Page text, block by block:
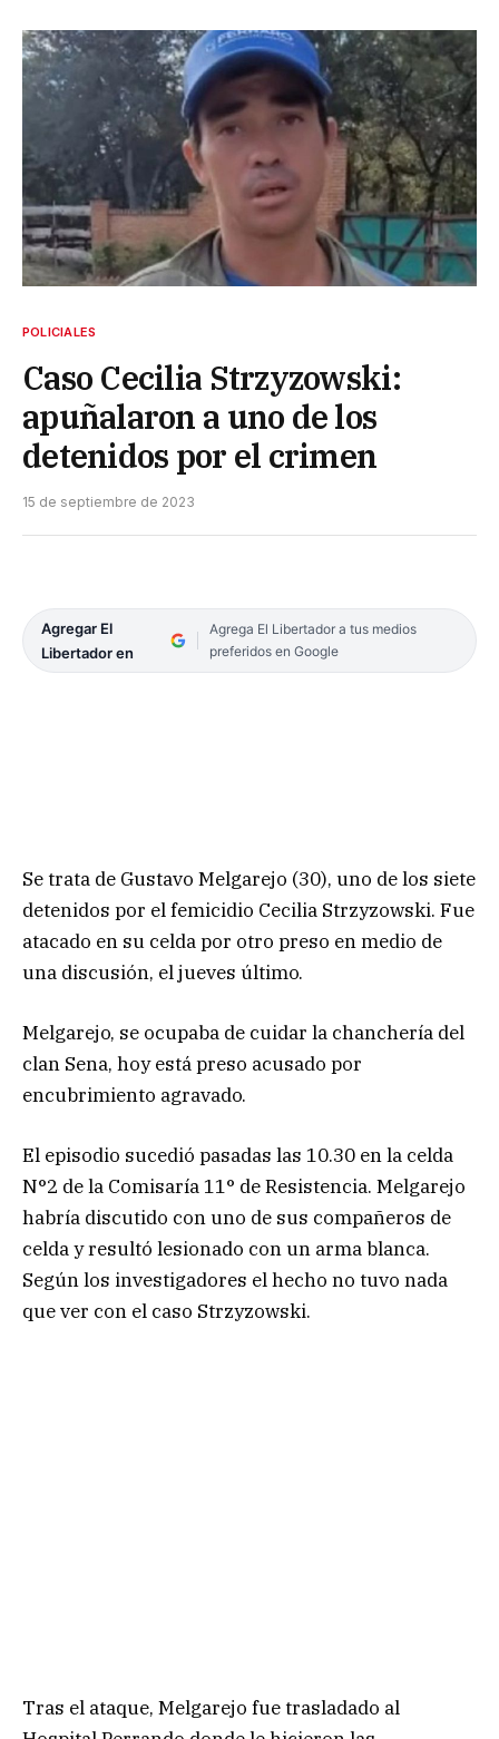
POLICIALES
Caso Cecilia Strzyzowski:
apuñalaron a uno de los
detenidos por el crimen
15 de septiembre de 2023
Agregar El
Libertador en
Agrega El Libertador a tus medios
preferidos en Google
Se trata de Gustavo Melgarejo (30), uno de los siete
detenidos por el femicidio Cecilia Strzyzowski. Fue
atacado en su celda por otro preso en medio de
una discusión, el jueves último.
Melgarejo, se ocupaba de cuidar la chanchería del
clan Sena, hoy está preso acusado por
encubrimiento agravado.
El episodio sucedió pasadas las 10.30 en la celda
N°2 de la Comisaría 11° de Resistencia. Melgarejo
habría discutido con uno de sus compañeros de
celda y resultó lesionado con un arma blanca.
Según los investigadores el hecho no tuvo nada
que ver con el caso Strzyzowski.
Tras el ataque, Melgarejo fue trasladado al